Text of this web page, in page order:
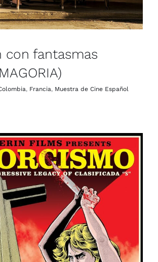
con fantasmas
, Francia, Muestra de Cine Español
El legado